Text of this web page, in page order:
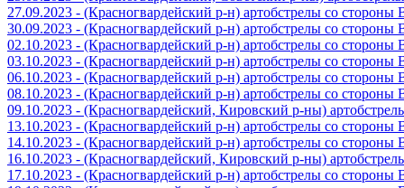
27.09.2023 - (Красногвардейский р-н) артобстрелы со
30.09.2023 - (Красногвардейский р-н) артобстрелы со
02.10.2023 - (Красногвардейский р-н) артобстрелы со
03.10.2023 - (Красногвардейский р-н) артобстрелы со
06.10.2023 - (Красногвардейский р-н) артобстрелы со
08.10.2023 - (Красногвардейский р-н) артобстрелы со
09.10.2023 - (Красногвардейский, Кировский р-ны)
13.10.2023 - (Красногвардейский р-н) артобстрелы со
14.10.2023 - (Красногвардейский р-н) артобстрелы со
16.10.2023 - (Красногвардейский, Кировский р-ны)
17.10.2023 - (Красногвардейский р-н) артобстрелы со